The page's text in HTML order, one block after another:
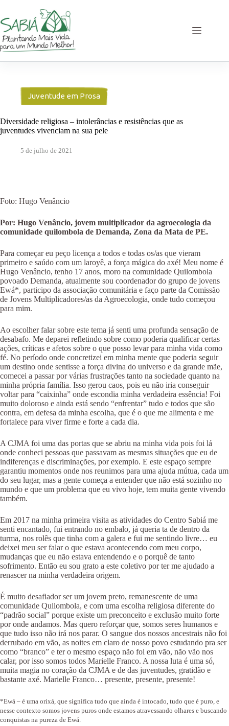
o
conteúdo
Juventude em Prosa
Diversidade religiosa – intolerâncias e resistências que as
juventudes vivenciam na sua pele
5 de julho de 2021
Foto: Hugo Venâncio
Por: Hugo Venâncio, jovem multiplicador da agroecologia da
comunidade quilombola de Demanda, Zona da Mata de PE.
Para começar eu peço licença a todos e todas os/as que vieram
primeiro e saúdo com um laroyê, a força mágica do axé! Meu nome é
Hugo Venâncio, tenho 17 anos, moro na comunidade Quilombola
povoado Demanda, atualmente sou coordenador do grupo de jovens
Ewá*, participo da associação comunitária e faço parte da Comissão
de Jovens Multiplicadores/as da Agroecologia, onde tudo começou
para mim.
Ao escolher falar sobre este tema já senti uma profunda sensação de
desabafo. Me deparei refletindo sobre como poderia qualificar certas
ações, críticas e afetos sobre o que posso levar para minha vida como
fé. No período onde concretizei em minha mente que poderia seguir
um destino onde sentisse a força divina do universo e da grande mãe,
comecei a passar por várias frustrações tanto na sociedade quanto na
minha própria família. Isso gerou caos, pois eu não iria conseguir
voltar para “caixinha” onde escondia minha verdadeira essência! Foi
muito doloroso e ainda está sendo “enfrentar” tudo e todos que são
contra, em defesa da minha escolha, que é o que me alimenta e me
fortalece para viver firme e forte a cada dia.
A CJMA foi uma das portas que se abriu na minha vida pois foi lá
onde conheci pessoas que passavam as mesmas situações que eu de
indiferenças e discriminações, por exemplo. E este espaço sempre
garantiu momentos onde nos reunimos para uma ajuda mútua, cada um
do seu lugar, mas a gente começa a entender que não está sozinho no
mundo e que um problema que eu vivo hoje, tem muita gente vivendo
também.
Em 2017 na minha primeira visita as atividades do Centro Sabiá me
senti encantado, fui entrando no embalo, já queria ta de dentro da
turma, nos rolês que tinha com a galera e fui me sentindo livre… eu
deixei meu ser falar o que estava acontecendo com meu corpo,
mudanças que eu não estava entendendo e o porquê de tanto
sofrimento. Então eu sou grato a este coletivo por ter me ajudado a
renascer na minha verdadeira origem.
É muito desafiador ser um jovem preto, remanescente de uma
comunidade Quilombola, e com uma escolha religiosa diferente do
“padrão social” porque existe um preconceito e exclusão muito forte
por onde andamos. Mas quero reforçar que, somos seres humanos e
que tudo isso não irá nos parar. O sangue dos nossos ancestrais não foi
derrubado em vão, as noites em claro de nosso povo estudando pra ser
como “branco” e ter o mesmo espaço não foi em vão, não vão nos
calar, por isso somos todos Marielle Franco. A nossa luta é uma só,
muita magia no coração da CJMA e de das juventudes, gratidão e
bastante axé. Marielle Franco… presente, presente, presente!
*Ewá – é uma orixá, que significa tudo que ainda é intocado, tudo que é puro, e
nesse contexto somos jovens puros onde estamos atravessando olhares e buscando
conquistas na pureza de Ewá.